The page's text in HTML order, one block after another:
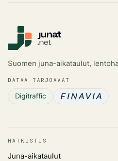
Suomen juna-aikataulut,
DATAA TARJOAVAT
Digitraffic
MATKUSTUS
Juna-aikataulut